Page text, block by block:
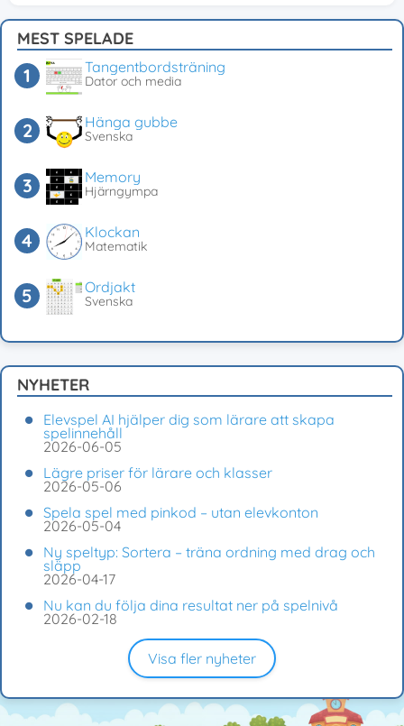
MEST SPELADE
Tangentbordsträning
Dator och media
Hänga gubbe
Svenska
Memory
Hjärngympa
Klockan
Matematik
Ordjakt
Svenska
NYHETER
Elevspel AI hjälper dig som lärare att skapa
spelinnehåll
2026-06-05
Lägre priser för lärare och klasser
2026-05-06
Spela spel med pinkod – utan elevkonton
2026-05-04
Ny speltyp: Sortera – träna ordning med drag och
släpp
2026-04-17
Nu kan du följa dina resultat ner på spelnivå
2026-02-18
Visa fler nyheter